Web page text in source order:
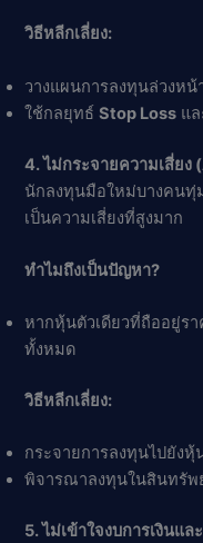
วิธีหลีกเลี่ยง:
วางแผนการลงทุนล่วงห
ใช้กลยุทธ์Stop Loss แ
4. ไม่กระจายความเสี่ยง
นักลงทุนมือใหม่บางคนทุ่
เป็นความเสี่ยงที่สูงมาก
ทำไมถึงเป็นปัญหา?
หากหุ้นตัวเดียวที่ถืออยู่ร
ทั้งหมด
วิธีหลีกเลี่ยง:
กระจายการลงทุนไปยัง
พิจารณาลงทุนในสินทรัพ
5. ไม่เข้าใจงบการเงินแ